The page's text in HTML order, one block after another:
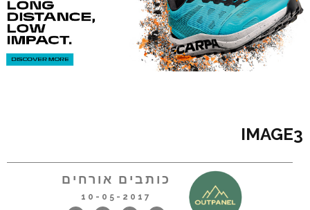
IMAGE3
כותבים אורחים
10-05-2017